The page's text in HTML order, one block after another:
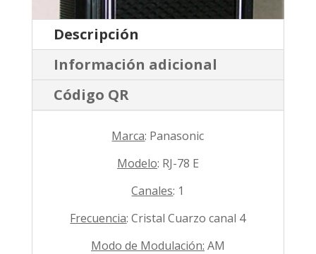
Descripción
Información adicional
Código QR
Marca: Panasonic
Modelo: RJ-78 E
Canales: 1
Frecuencia: Cristal Cuarzo canal 4
Modo de Modulación: AM